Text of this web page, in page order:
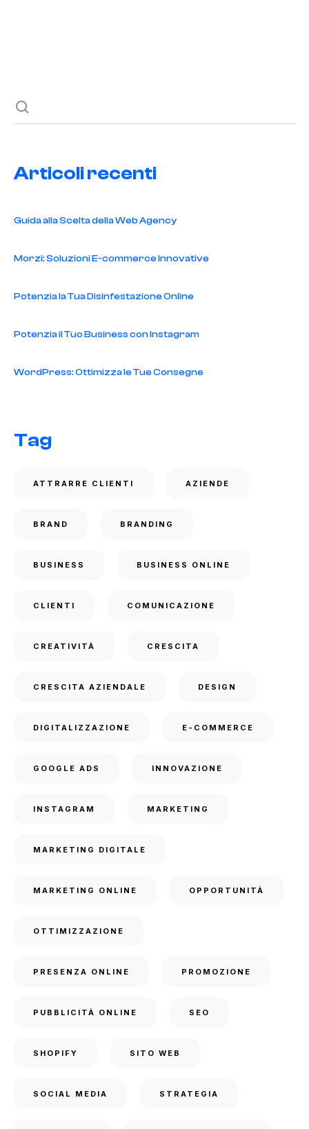
Articoli recenti
Guida alla Scelta della Web Agency
Morzi: Soluzioni E-commerce Innovative
Potenzia la Tua Disinfestazione Online
Potenzia il Tuo Business con Instagram
WordPress: Ottimizza le Tue Consegne
Tag
ATTRARRE CLIENTI AZIENDE
BRAND BRANDING
BUSINESS BUSINESS ONLINE
CLIENTI COMUNICAZIONE
CREATIVITÀ CRESCITA
CRESCITA AZIENDALE DESIGN
DIGITALIZZAZIONE E-COMMERCE
GOOGLE ADS INNOVAZIONE
INSTAGRAM MARKETING
MARKETING DIGITALE
MARKETING ONLINE OPPORTUNITÀ
OTTIMIZZAZIONE
PRESENZA ONLINE PROMOZIONE
PUBBLICITÀ ONLINE SEO
SHOPIFY SITO WEB
SOCIAL MEDIA STRATEGIA